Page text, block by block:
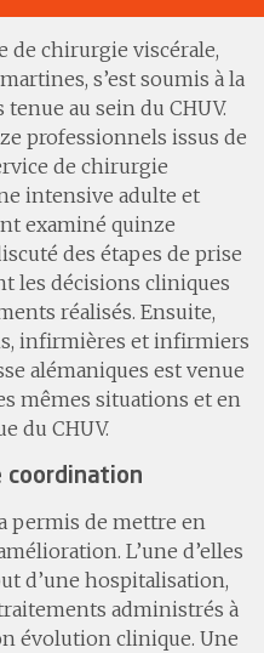
de chirurgie viscérale,
s’est soumis à la
au sein du CHUV.
professionnels issus de
de chirurgie
intensive adulte et
examiné quinze
des étapes de prise
les décisions cliniques
réalisés. Ensuite,
infirmières et infirmiers
alémaniques est venue
mêmes situations et en
du CHUV.
coordination
permis de mettre en
L’une d’elles
d’une hospitalisation,
administrés à
évolution clinique. Une